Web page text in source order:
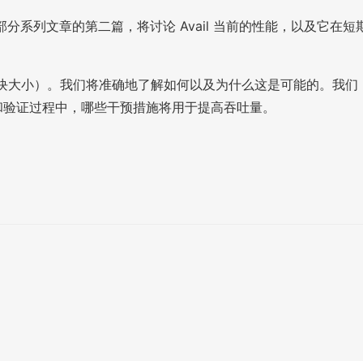
系列文章的第二篇，将讨论 Avail 当前的性能，以及它在短
小）。我们将准确地了解如何以及为什么这是可能的。我们
证过程中，哪些干预措施将用于提高吞吐量。